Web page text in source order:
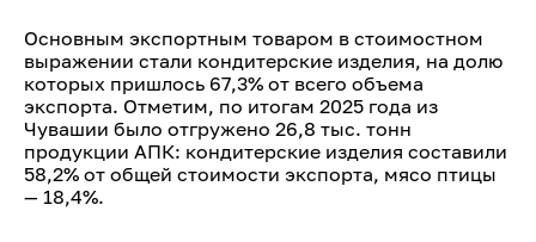
Основным экспортным товаром в стоимостном
выражении стали кондитерские изделия, на долю
которых пришлось 67,3% от всего объема
экспорта. Отметим, по итогам 2025 года из
Чувашии было отгружено 26,8 тыс. тонн
продукции АПК: кондитерские изделия составили
58,2% от общей стоимости экспорта, мясо птицы
— 18,4%.